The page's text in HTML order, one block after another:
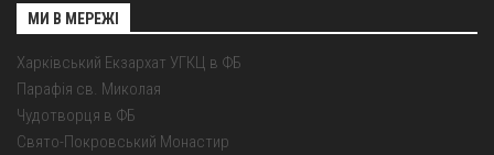
МИ В МЕРЕЖІ
Харківський Екзархат УГКЦ в ФБ
Парафія св. Миколая
Чудотворця в ФБ
Свято-Покровський Монастир